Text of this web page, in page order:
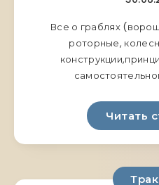
Все о граблях
роторные,
Читать